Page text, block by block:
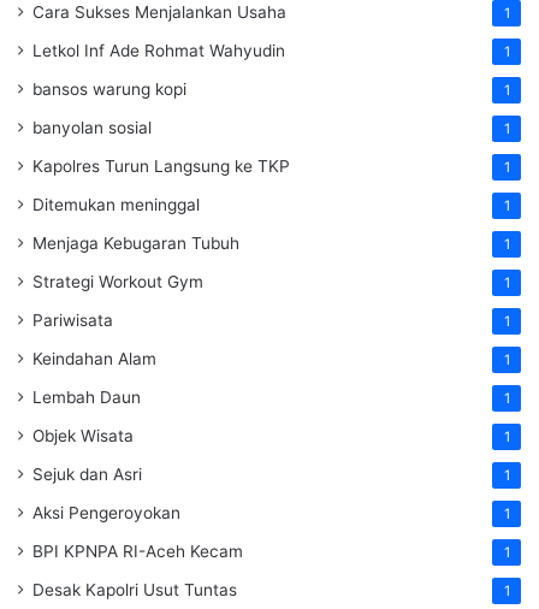
Cara Sukses Menjalankan Usaha 1
Letkol Inf Ade Rohmat Wahyudin 1
bansos warung kopi 1
banyolan sosial 1
Kapolres Turun Langsung ke TKP 1
Ditemukan meninggal 1
Menjaga Kebugaran Tubuh 1
Strategi Workout Gym 1
Pariwisata 1
Keindahan Alam 1
Lembah Daun 1
Objek Wisata 1
Sejuk dan Asri 1
Aksi Pengeroyokan 1
BPI KPNPA RI-Aceh Kecam 1
Desak Kapolri Usut Tuntas 1